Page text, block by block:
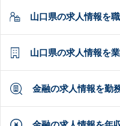
山口県の求人情報を
山口県の求人情報を
金融の求人情報を勤